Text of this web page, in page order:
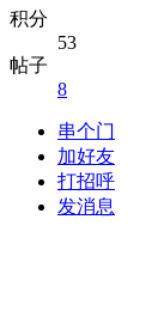
积分
53
帖子
8
串个门
加好友
打招呼
发消息